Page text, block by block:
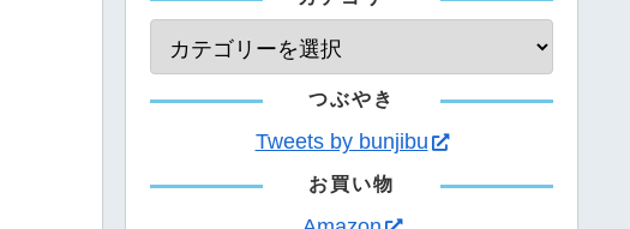
つぶやき
Tweets by bunjibu
お買い物